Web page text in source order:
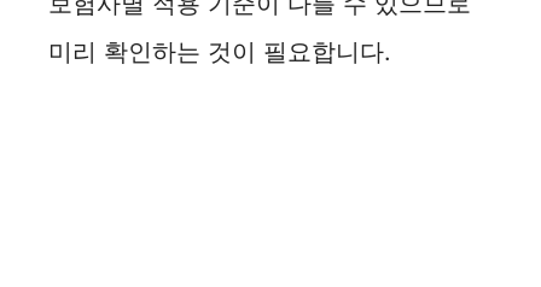
미리 확인하는 것이 필요합니다.